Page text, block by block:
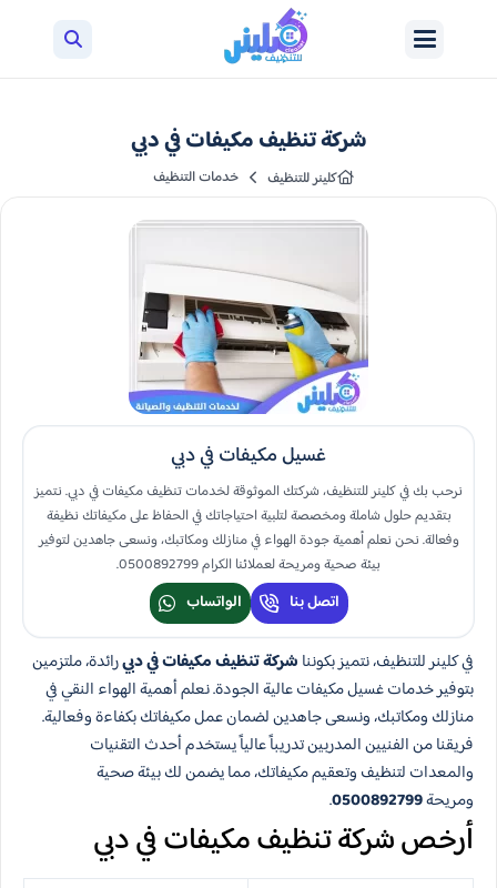
شركة تنظيف مكيفات في دبي
كلينر للتنظيف خدمات التنظيف
غسيل مكيفات في دبي
نرحب بك في كلينر للتنظيف، شركتك الموثوقة لخدمات تنظيف مكيفات في دبي. نتميز
بتقديم حلول شاملة ومخصصة لتلبية احتياجاتك في الحفاظ على مكيفاتك نظيفة
وفعالة. نحن نعلم أهمية جودة الهواء في منازلك ومكاتبك، ونسعى جاهدين لتوفير
بيئة صحية ومريحة لعملائنا الكرام 0500892799.
اتصل بنا الواتساب
في كلينر للتنظيف، نتميز بكوننا شركة تنظيف مكيفات في دبيرائدة، ملتزمين
بتوفير خدمات غسيل مكيفات عالية الجودة. نعلم أهمية الهواء النقي في
منازلك ومكاتبك، ونسعى جاهدين لضمان عمل مكيفاتك بكفاءة وفعالية.
فريقنا من الفنيين المدربين تدريباً عالياً يستخدم أحدث التقنيات
والمعدات لتنظيف وتعقيم مكيفاتك، مما يضمن لك بيئة صحية
ومريحة0500892799
.
أرخص شركة تنظيف مكيفات في دبي